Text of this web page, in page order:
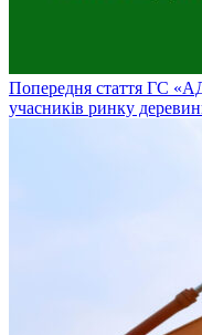
Попередня стаття ГС
учасників ринку